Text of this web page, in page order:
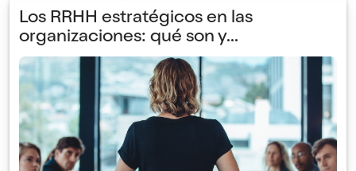
Los RRHH estratégicos en las
organizaciones: qué son y...